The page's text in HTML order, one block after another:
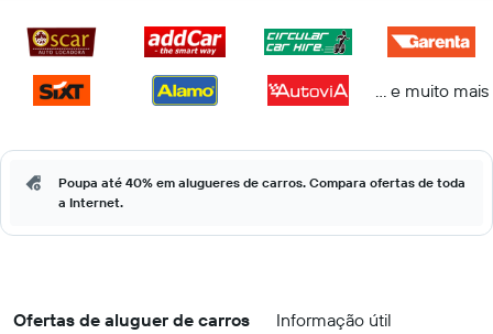
... e muito mais
Poupa até 40% em alugueres de carros. Compara ofertas de toda
a Internet.
Ofertas de aluguer de carros Informação útil